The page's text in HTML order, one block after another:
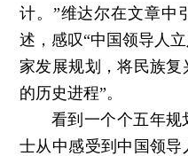
计。”维达尔在文章中
述，感叹“中国领导人
家发展规划，将民族
的历史进程”。
看到一个个五年规
士从中感受到中国领导